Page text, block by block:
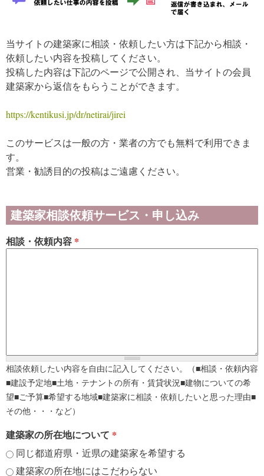
当サイトの建築家に相談・依頼したい方は下記から相談・
依頼したい内容を投稿してください。
投稿した内容は下記のページで公開され、当サイトの会員
建築家から返信をもらうことができます。
https://kentikusi.jp/dr/netirai/jirei
このサービスは一般の方・業者の方でも無料で利用できま
す。
営業・勧誘目的の投稿はご遠慮ください。
建築家相談依頼サービス・申し込み
相談・依頼内容 *
相談依頼したい内容を自由に記入してください。（■相談・依頼内容
■建設予定地■土地・テナントの所有・賃貸状況■建物についての希
望■ご予算■希望する地域■建築家に相談・依頼したいと思った理由■
その他・・・など）
建築家の所在地について *
同じ都道府県・近県の建築家を希望する
建築家の所在地にはこだわらない